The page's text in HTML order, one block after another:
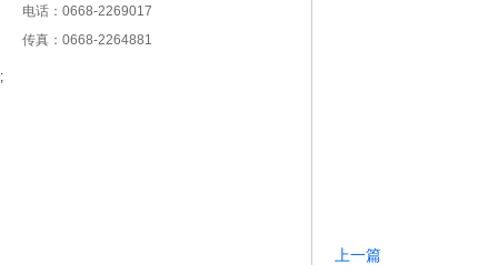
电话：0668-2269017
传真：0668-2264881
;
上一篇